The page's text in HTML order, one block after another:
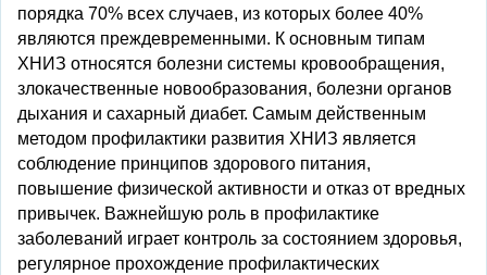
порядка 70% всех случаев, из которых более 40%
являются преждевременными. К основным типам
ХНИЗ относятся болезни системы кровообращения,
злокачественные новообразования, болезни органов
дыхания и сахарный диабет. Самым действенным
методом профилактики развития ХНИЗ является
соблюдение принципов здорового питания,
повышение физической активности и отказ от вредных
привычек. Важнейшую роль в профилактике
заболеваний играет контроль за состоянием здоровья,
регулярное прохождение профилактических